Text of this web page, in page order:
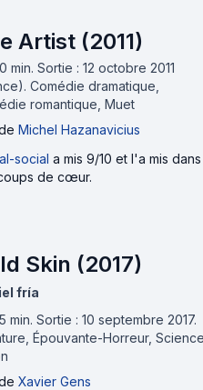
Artist (2011)
min. Sortie : 12 octobre 2011
Comédie dramatique,
romantique, Muet
Michel Hazanavicius
social a mis 9/10 et l'a mis dans
de cœur.
Skin (2017)
fría
min. Sortie : 10 septembre 2017.
Épouvante-Horreur,
Xavier Gens